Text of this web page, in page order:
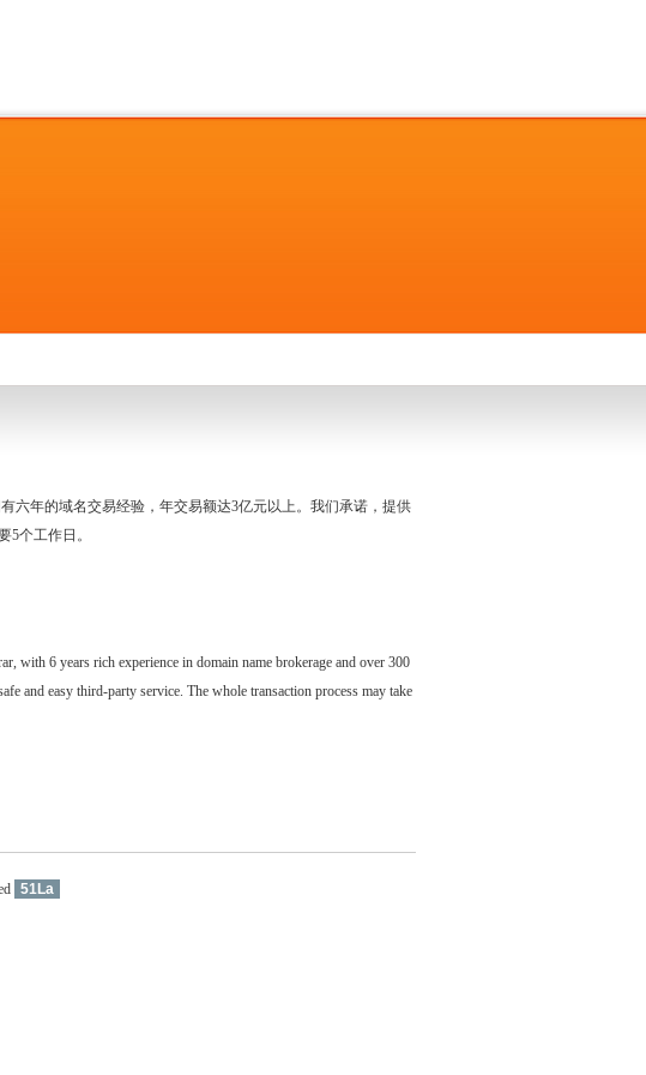
六年的域名交易经验，年交易额达3亿元以上。我们承诺，提供
个工作日。
with 6 years rich experience in domain name brokerage and over 300
and easy third-party service. The whole transaction process may take
51La